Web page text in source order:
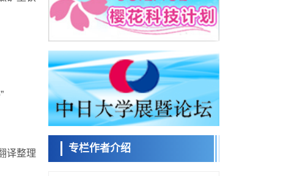
译整理
书》，解读第七期基本计划首年度政策方向
科学研究
东京大学发现可诱导细胞死亡的新型信使物
质
科学研究
东京都健康长寿医疗中心跨器官揭示衰老过
程中的糖链变化
科学研究
产总研无需石油利用松脂制备石墨前驱体，
可作为电池电极材料
科学研究
东京大学和海上保安厅等发现南海海槽沿线
政策
日本第2次医疗研究开发调整费，根据一线实
专栏作者介绍
日本科学未
来馆 科学交
流员
小岩井忠道 泷川 进